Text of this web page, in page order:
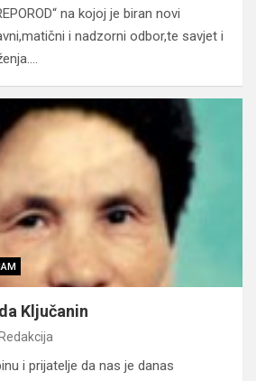
na kojoj je biran novi
i nadzorni odbor,te savjet i
Ključanin
Redakcija
i prijatelje da nas je danas